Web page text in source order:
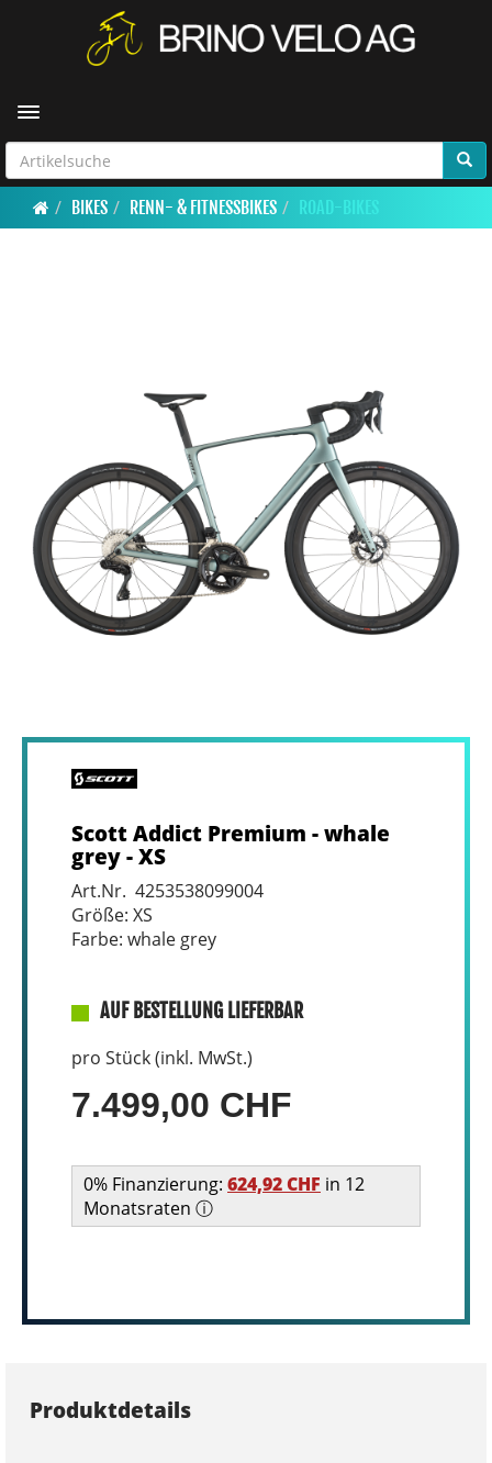
Toggle navigation
BIKES RENN- & FITNESSBIKES ROAD-BIKES
Scott Addict Premium - whale
grey - XS
Art.Nr. 4253538099004
Größe: XS
Farbe: whale grey
AUF BESTELLUNG LIEFERBAR
pro Stück (inkl. MwSt.)
7.499,00 CHF
0% Finanzierung: 624,92 CHF in 12
Monatsraten ⓘ
Produktdetails